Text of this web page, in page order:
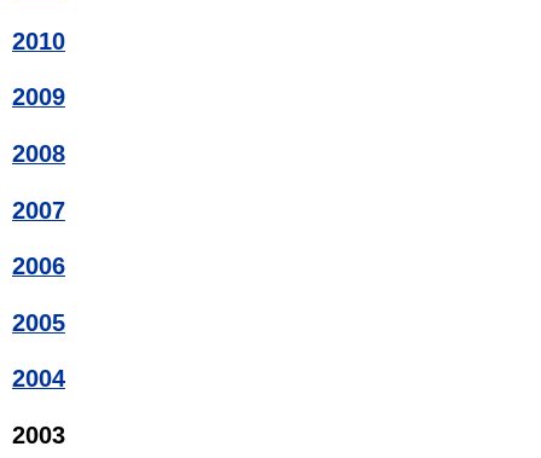
2010
2009
2008
2007
2006
2005
2004
2003